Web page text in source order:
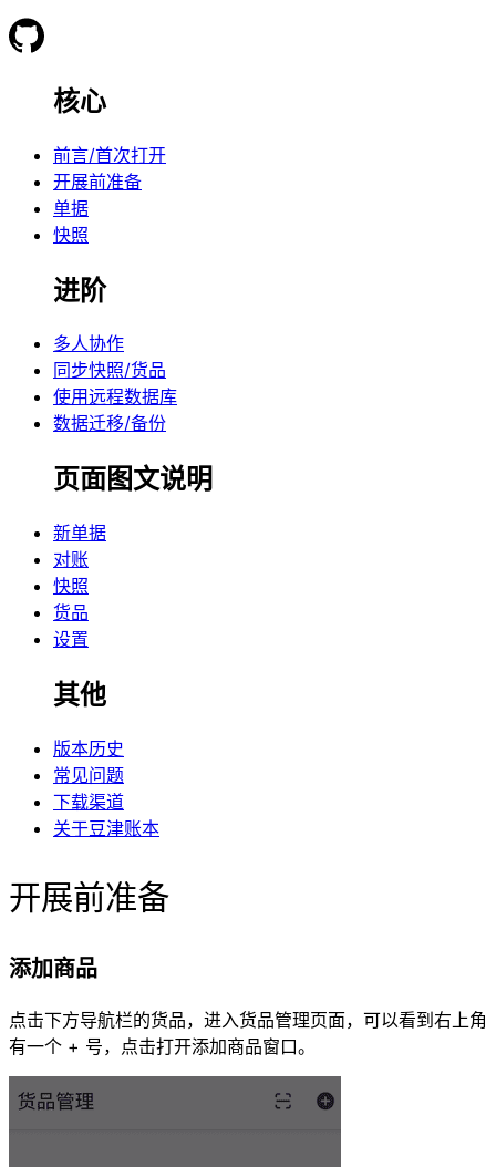
核心
前言/首次打开
开展前准备
单据
快照
进阶
多人协作
同步快照/货品
使用远程数据库
数据迁移/备份
页面图文说明
新单据
对账
快照
货品
设置
其他
版本历史
常见问题
下载渠道
关于豆津账本
开展前准备
添加商品
点击下方导航栏的货品，进入货品管理页面，可以看到右上角
有一个 + 号，点击打开添加商品窗口。